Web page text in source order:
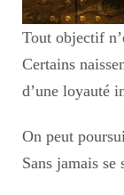
Tout objectif
Certains
d’une loyauté
On peut
Sans jamais se